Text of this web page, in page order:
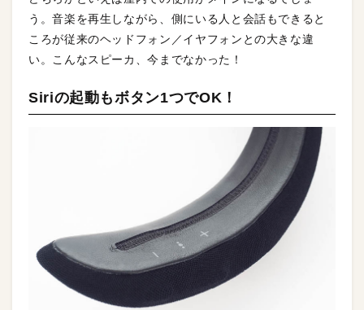
う。音楽を再生しながら、側にいる人と会話もできると
ころが従来のヘッドフォン／イヤフォンとの大きな違
い。こんなスピーカ、今までなかった！
Siriの起動もボタン1つでOK！